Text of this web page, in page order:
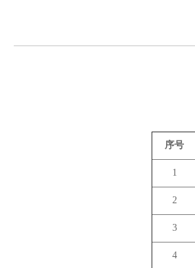
序号
1
2
3
4